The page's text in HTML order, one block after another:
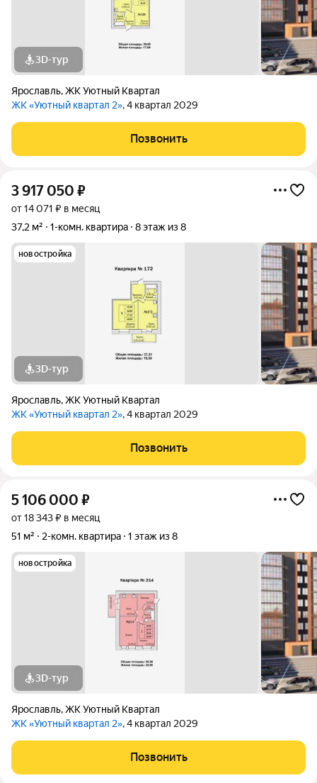
3D-тур
Ярославль,ЖК Уютный Квартал
ЖК «Уютный квартал 2», 4 квартал 2029
Позвонить
3 917 050 ₽
от 14 071 ₽ в месяц
37,2 м²
1-комн. квартира 8 этаж из 8
новостройка
3D-тур
Ярославль,ЖК Уютный Квартал
ЖК «Уютный квартал 2», 4 квартал 2029
Позвонить
5 106 000 ₽
от 18 343 ₽ в месяц
51 м²
2-комн. квартира 1 этаж из 8
новостройка
3D-тур
Ярославль,ЖК Уютный Квартал
ЖК «Уютный квартал 2», 4 квартал 2029
Позвонить